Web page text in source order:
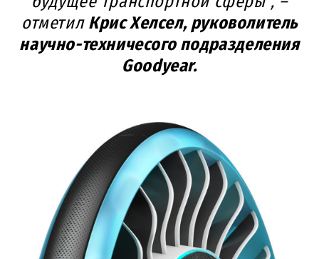
отметил Крис Хелсел, руковолитель
научно-техничесого подразделения
Goodyear.